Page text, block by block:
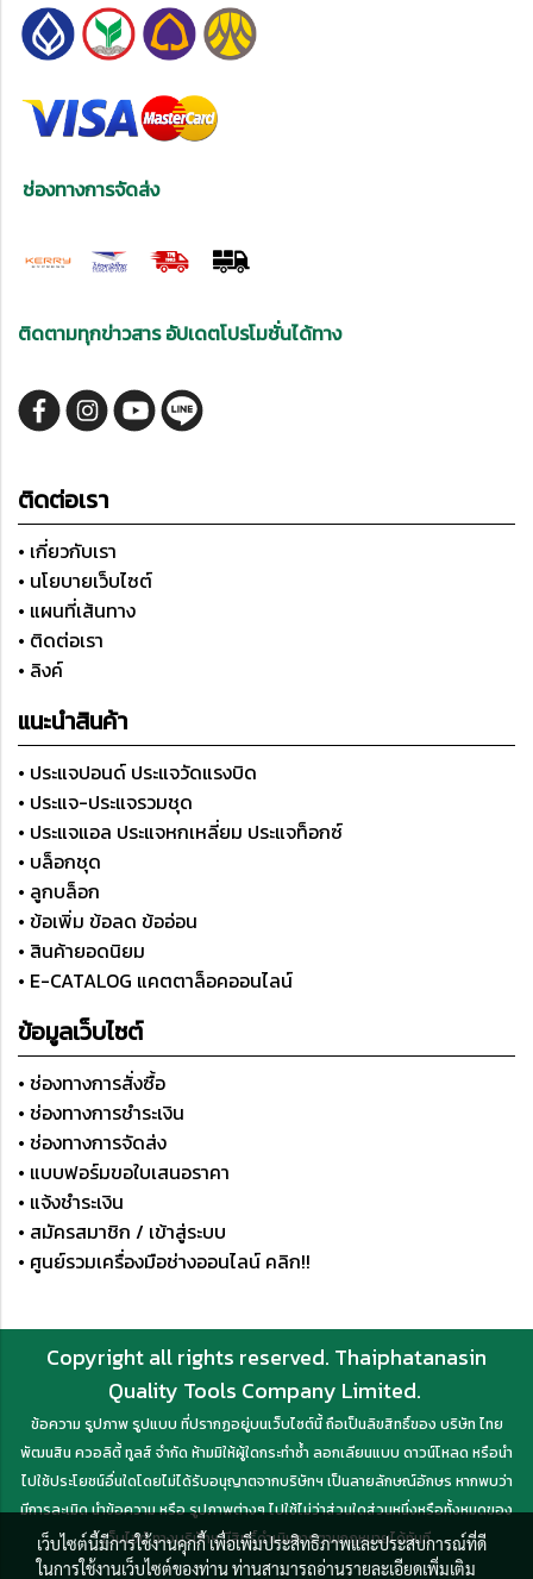
ช่องทางการจัดส่ง
ติดตามทุกข่าวสาร อัปเดตโปรโมชั่นได้ทาง
ติดต่อเรา
• เกี่ยวกับเรา
• นโยบายเว็บไซต์
• แผนที่เส้นทาง
• ติดต่อเรา
• ลิงค์
แนะนำสินค้า
• ประแจปอนด์ ประแจวัดแรงบิด
• ประแจ-ประแจรวมชุด
• ประแจแอล ประแจหกเหลี่ยม ประแจท็อกซ์
• บล็อกชุด
• ลูกบล็อก
• ข้อเพิ่ม ข้อลด ข้ออ่อน
• สินค้ายอดนิยม
• E-CATALOG แคตตาล็อคออนไลน์
ข้อมูลเว็บไซต์
• ช่องทางการสั่งซื้อ
• ช่องทางการชำระเงิน
• ช่องทางการจัดส่ง
• แบบฟอร์มขอใบเสนอราคา
• แจ้งชำระเงิน
• สมัครสมาชิก / เข้าสู่ระบบ
• ศูนย์รวมเครื่องมือช่างออนไลน์ คลิก!!
Copyright all rights reserved. Thaiphatanasin
Quality Tools Company Limited.
ข้อความ รูปภาพ รูปแบบ ที่ปรากฏอยู่บนเว็บไซต์นี้ ถือเป็นลิขสิทธิ์ของ บริษัท ไทย
พัฒนสิน ควอลิตี้ ทูลส์ จำกัด ห้ามมิให้ผู้ใดกระทำซ้ำ ลอกเลียนแบบ ดาวน์โหลด หรือนำ
ไปใช้ประโยชน์อื่นใดโดยไม่ได้รับอนุญาตจากบริษัทฯ เป็นลายลักษณ์อักษร หากพบว่า
มีการละเมิด นำข้อความ หรือ รูปภาพต่างๆ ไปใช้ไม่ว่าส่วนใดส่วนหนึ่งหรือทั้งหมดของ
เว็บไซต์ ทางบริษัทฯ มีสิทธิ์ดำเนินการตามกฎหมายได้ทันที
เว็บไซต์นี้มีการใช้งานคุกกี้ เพื่อเพิ่มประสิทธิภาพและประสบการณ์ที่ดี
ในการใช้งานเว็บไซต์ของท่าน ท่านสามารถอ่านรายละเอียดเพิ่มเติม